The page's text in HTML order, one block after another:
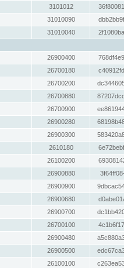
3101012
31010090
31010040
26900400
26700180
26700200
26700880
26700900
26900280
26900300
2610180
26100200
26900880
26900900
26900680
26900700
26700100
26900480
26900500
26100100